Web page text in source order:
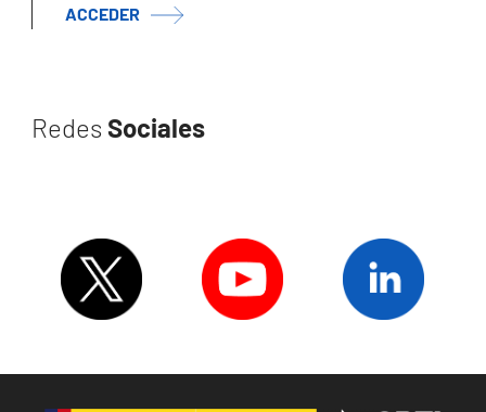
ACCEDER
Redes Sociales